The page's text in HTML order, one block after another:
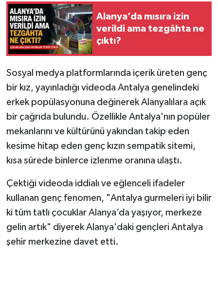
Alanya’da mısıra izin
verildi ama tezgâhta ne
çıktı?
Sosyal medya platformlarında içerik üreten genç
bir kız, yayınladığı videoda Antalya genelindeki
erkek popülasyonuna değinerek Alanyalılara açık
bir çağrıda bulundu. Özellikle Antalya'nın popüler
mekanlarını ve kültürünü yakından takip eden
kesime hitap eden genç kızın sempatik sitemi,
kısa sürede binlerce izlenme oranına ulaştı.
Çektiği videoda iddialı ve eğlenceli ifadeler
kullanan genç fenomen, "Antalya gurmeleri iyi bilir
ki tüm tatlı çocuklar Alanya’da yaşıyor, merkeze
gelin artık" diyerek Alanya'daki gençleri Antalya
şehir merkezine davet etti.